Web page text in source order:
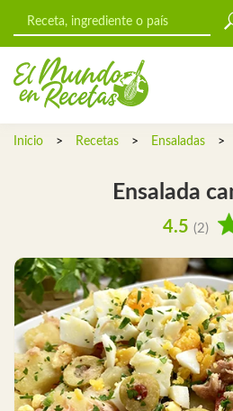
Inicio > Recetas > Ensaladas >
Ensalada
4.5 (2)